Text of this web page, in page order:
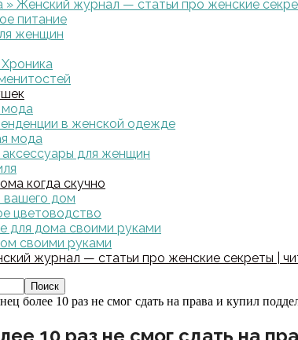
» Женский журнал — статьи про женские
питание
женщин
мода
в женской одежде
мода
аксессуары для женщин
когда скучно
вашего дом
цветоводство
для дома своими руками
своими руками
журнал — статьи про женские секреты |
более 10 раз не смог сдать на права и купил